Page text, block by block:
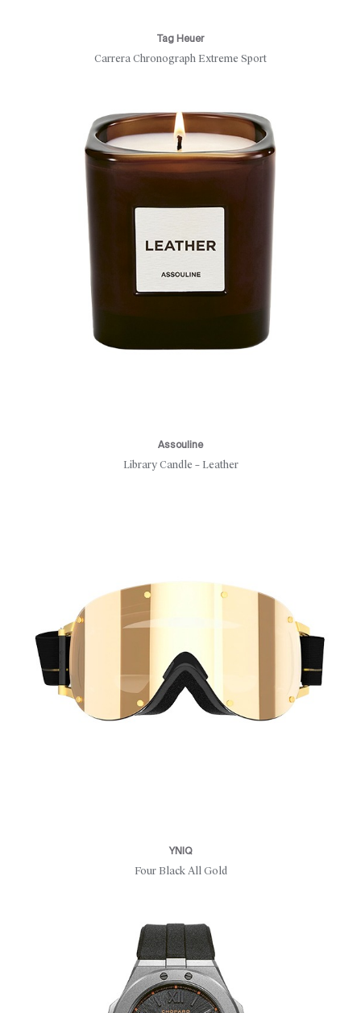
Tag Heuer
Carrera Chronograph Extreme Sport
Assouline
Library Candle – Leather
YNIQ
Four Black All Gold